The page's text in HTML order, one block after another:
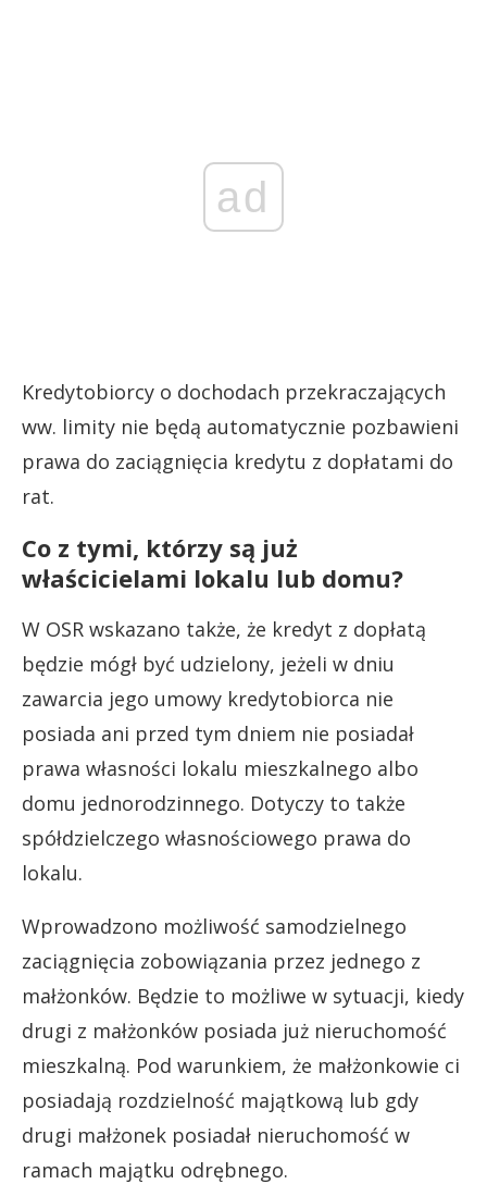
ad
Kredytobiorcy o dochodach przekraczających
ww. limity nie będą automatycznie pozbawieni
prawa do zaciągnięcia kredytu z dopłatami do
rat.
Co z tymi, którzy są już
właścicielami lokalu lub domu?
W OSR wskazano także, że kredyt z dopłatą
będzie mógł być udzielony, jeżeli w dniu
zawarcia jego umowy kredytobiorca nie
posiada ani przed tym dniem nie posiadał
prawa własności lokalu mieszkalnego albo
domu jednorodzinnego. Dotyczy to także
spółdzielczego własnościowego prawa do
lokalu.
Wprowadzono możliwość samodzielnego
zaciągnięcia zobowiązania przez jednego z
małżonków. Będzie to możliwe w sytuacji, kiedy
drugi z małżonków posiada już nieruchomość
mieszkalną. Pod warunkiem, że małżonkowie ci
posiadają rozdzielność majątkową lub gdy
drugi małżonek posiadał nieruchomość w
ramach majątku odrębnego.